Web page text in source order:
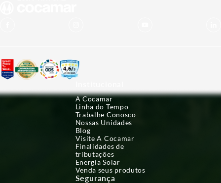
A Cocamar
Linha do Tempo
Trabalhe Conosco
Nossas Unidades
Blog
Visite A Cocamar
Finalidades de
tributações
Energia Solar
Venda seus produtos
Segurança